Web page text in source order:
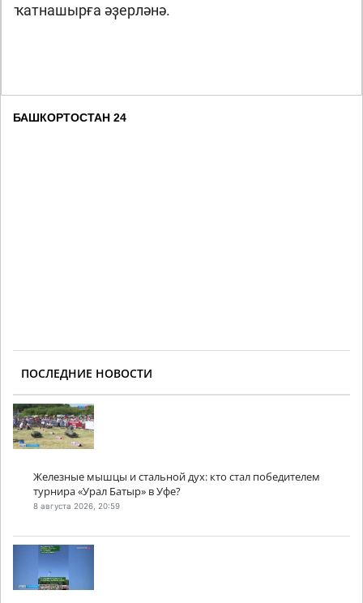
ҡатнашырға әҙерләнә.
БАШКОРТОСТАН 24
ПОСЛЕДНИЕ НОВОСТИ
Железные мышцы и стальной дух: кто стал победителем
турнира «Урал Батыр» в Уфе?
8 августа 2026, 20:59